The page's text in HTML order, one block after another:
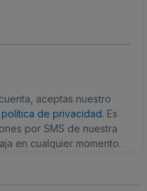
aceptas nuestro
política de privacidad. Es
por SMS de nuestra
en cualquier momento.